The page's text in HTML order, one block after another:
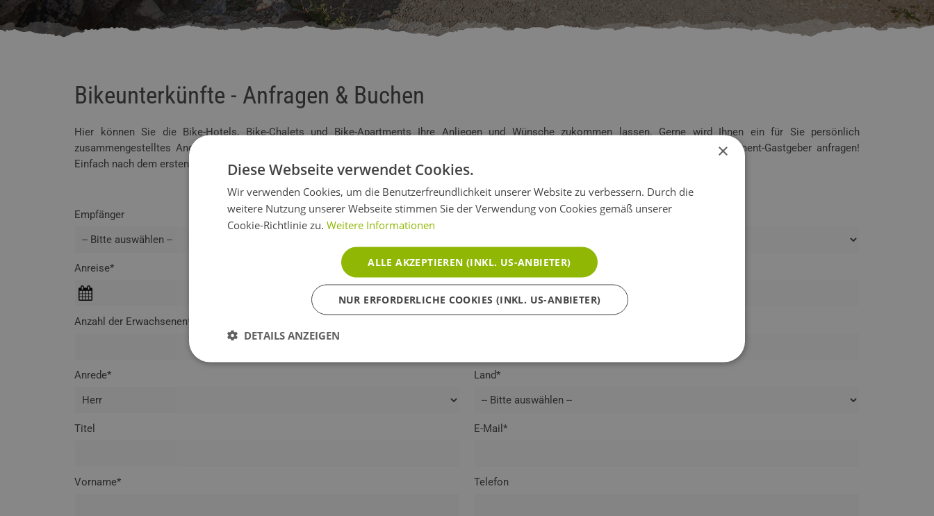
Bikeunterkünfte - Anfragen & Buchen
Hier können Sie die Bike-Hotels, Bike-Chalets und Bike-Apartments Ihre Anliegen und Wünsche zukommen lassen. Gerne wird Ihnen ein für Sie persönlich
zusammengestelltes Angebot für Ihren Bikeurlaub zugesendet. Sie können als Empfänger auch gerne mehrere Hotels, Chalets und Apartment-Gastgeber anfragen!
Einfach nach dem ersten Empfänger wieder einen weiteren Empfänger hinzufügen!
Empfänger
Anreise* Abreise*
Anzahl der Erwachsenen*
Anrede*
Titel
Vorname*
Land*
E-Mail*
Telefon
×
Diese Webseite verwendet Cookies.
Wir verwenden Cookies, um die Benutzerfreundlichkeit unserer Website zu verbessern. Durch die
weitere Nutzung unserer Webseite stimmen Sie der Verwendung von Cookies gemäß unserer
Cookie-Richtlinie zu. Weitere Informationen
ALLE AKZEPTIEREN (INKL. US-ANBIETER)
NUR ERFORDERLICHE COOKIES (INKL. US-ANBIETER)
DETAILS ANZEIGEN